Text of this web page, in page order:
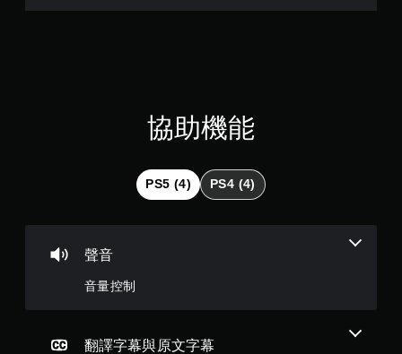
7
分
星
協助機能
PS5 (4) PS4 (4)
聲音
音量控制
翻譯字幕與原文字幕